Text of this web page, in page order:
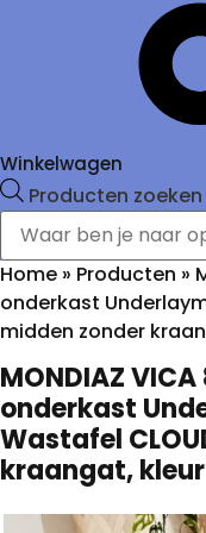
Winkelwagen
Producten zoeken
Home » Producten »
onderkast
midden zonder
MONDIAZ
onderkast
Wastafel
kraangat,